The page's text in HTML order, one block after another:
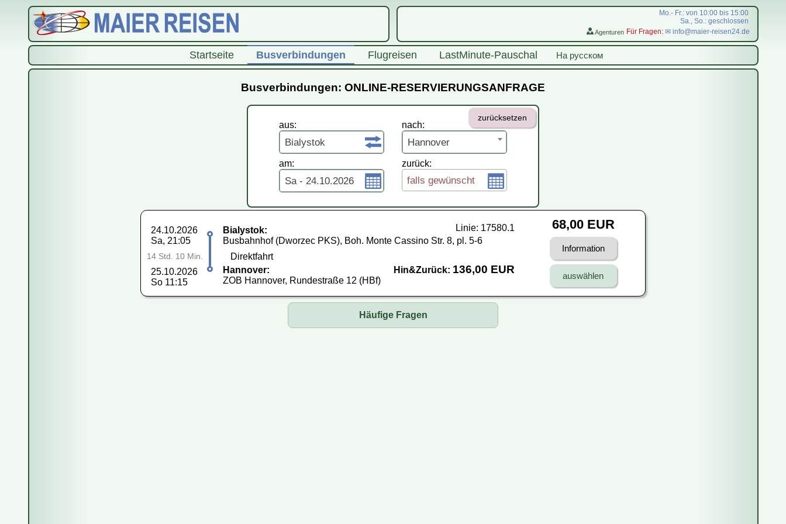
Mo.- Fr.: von 10:00 bis 15:00
Sa., So.: geschlossen
Agenturen Für Fragen: ✉ info@maier-reisen24.de
Startseite Busverbindungen Flugreisen LastMinute-Pauschal На русском
Busverbindungen: ONLINE-RESERVIERUNGSANFRAGE
aus:
Bialystok
am:
Sa - 24.10.2026
nach:
Hannover
zurücksetzen
zurück:
falls gewünscht
24.10.2026
Sa, 21:05
14 Std. 10 Min.
25.10.2026
So 11:15
Linie: 17580.1
Bialystok:
Busbahnhof (Dworzec PKS), Boh. Monte Cassino Str. 8, pl. 5-6
Direktfahrt
Hannover:
ZOB Hannover, Rundestraße 12 (HBf)
Hin&Zurück: 136,00 EUR
68,00 EUR
Information
Häufige Fragen